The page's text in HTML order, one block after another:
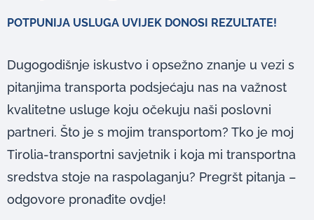
Česky
Hrvatski
Română
POTPUNIJA USLUGA UVIJEK DONOSI REZULTATE!
Dugogodišnje iskustvo i opsežno znanje u vezi s
pitanjima transporta podsjećaju nas na važnost
kvalitetne usluge koju očekuju naši poslovni
partneri. Što je s mojim transportom? Tko je moj
Tirolia-transportni savjetnik i koja mi transportna
sredstva stoje na raspolaganju? Pregršt pitanja –
odgovore pronađite ovdje!